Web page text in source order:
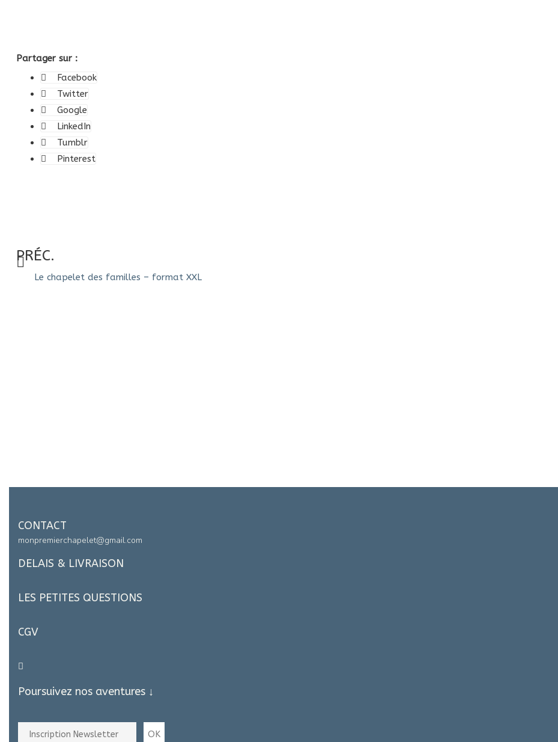
Partager sur :
Facebook
Twitter
Google
LinkedIn
Tumblr
Pinterest
PRÉC.
Le chapelet des familles – format XXL
CONTACT
monpremierchapelet@gmail.com
DELAIS & LIVRAISON
LES PETITES QUESTIONS
CGV
Poursuivez nos aventures ↓